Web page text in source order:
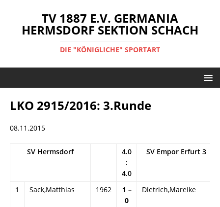
TV 1887 E.V. GERMANIA
HERMSDORF SEKTION SCHACH
DIE "KÖNIGLICHE" SPORTART
LKO 2915/2016: 3.Runde
08.11.2015
SV Hermsdorf
4.0
:
4.0
SV Empor Erfurt 3
1 Sack,Matthias 1962
1 –
0
Dietrich,Mareike